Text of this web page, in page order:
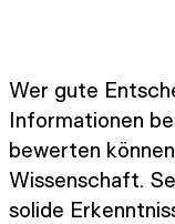
Wer gute
Informationen
bewerten
Wissenschaft.
solide